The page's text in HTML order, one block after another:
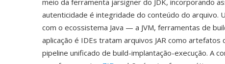
meio da ferramenta jarsigner do JDK, incorporando
autenticidade é integridade do conteúdo do arquivo.
com o ecossistema Java — a JVM, ferramentas de
aplicação é IDEs tratam arquivos JAR como
pipeline unificado de build-implantação-execução. A